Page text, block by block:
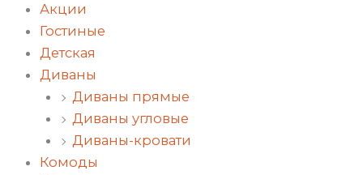
Акции
Гостиные
Детская
Диваны
Диваны прямые
Диваны угловые
Диваны-кровати
Комоды